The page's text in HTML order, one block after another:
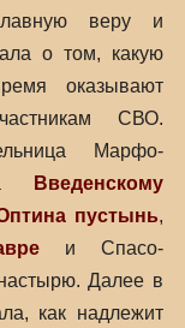
веру и
о том, какую
оказывают
СВО.
Марфо-
Введенскому
пустынь,
и Спасо-
Далее в
как надлежит